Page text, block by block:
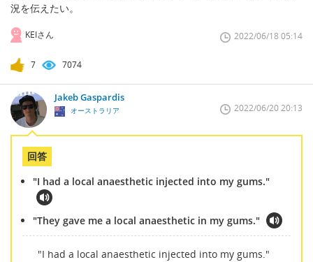
況を伝えたい。
KEIさん 2022/06/18 05:14
7 7074
Jakeb Gaspardis
オーストラリア 2022/06/20 20:13
回答
"I had a local anaesthetic injected into my gums."
"They gave me a local anaesthetic in my gums."
"I had a local anaesthetic injected into my gums."